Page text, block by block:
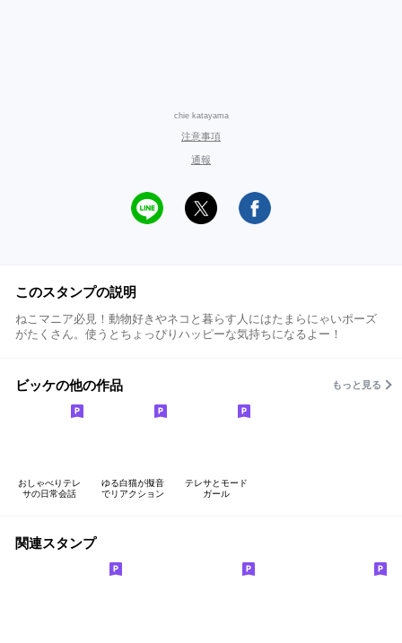
chie katayama
注意事項
通報
このスタンプの説明
ねこマニア必見！動物好きやネコと暮らす人にはたまらにゃいポーズ
がたくさん。使うとちょっぴりハッピーな気持ちになるよー！
ビッケの他の作品 もっと見る
おしゃべりテレ
サの日常会話
ゆる白猫が擬音
でリアクション
テレサとモード
ガール
関連スタンプ